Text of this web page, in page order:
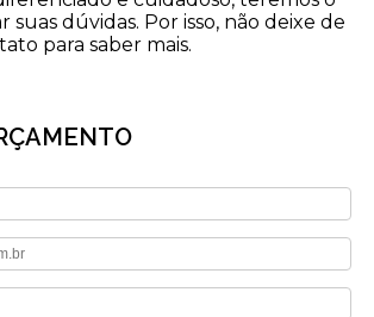
suas dúvidas. Por isso, não deixe de
para saber mais.